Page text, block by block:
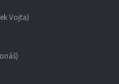
Vojta)